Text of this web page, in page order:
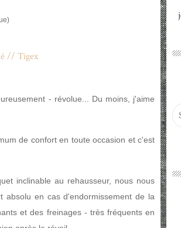
- révolue... Du moins, j'aime
de confort en toute occasion et c'est
inclinable au rehausseur, nous nous
absolu en cas d'endormissement de la
et des freinages - très fréquents en